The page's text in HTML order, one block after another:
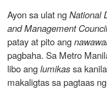
Ayon sa ulat ngNational
and Management Council
patay at pito ang
pagbaha. Sa Metro
libo anglumikassa
makaligtas sa pagtaas